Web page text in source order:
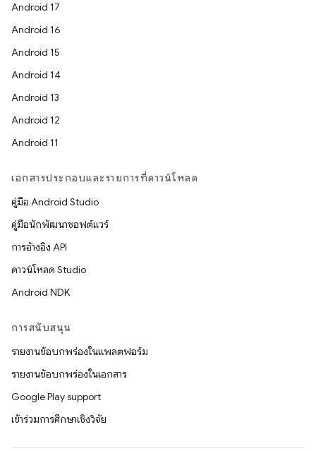
Android 17
Android 16
Android 15
Android 14
Android 13
Android 12
Android 11
เอกสารประกอบและรายการที่ดาวน์โหลด
คู่มือ Android Studio
คู่มือนักพัฒนาซอฟต์แวร์
การอ้างอิง API
ดาวน์โหลด Studio
Android NDK
การสนับสนุน
รายงานข้อบกพร่องในแพลตฟอร์ม
รายงานข้อบกพร่องในเอกสาร
Google Play support
เข้าร่วมการศึกษาเชิงวิจัย